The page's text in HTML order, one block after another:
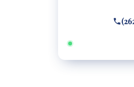
Disponible 24/7 ·